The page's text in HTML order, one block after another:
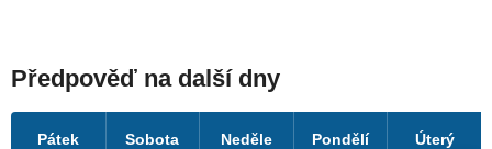
Předpověď na další dny
Pátek Sobota Neděle Pondělí Úterý